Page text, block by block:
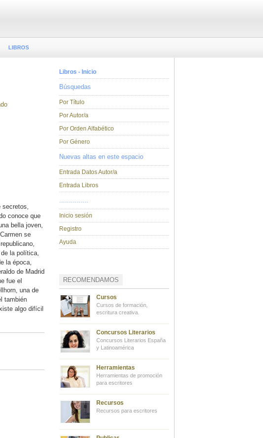
LIBROS
secretos,
conoce que
bella joven,
se
la política,
la época,
de Madrid
fue el
una de
también
algo difícil
Libros - Inicio
Búsquedas
Por Título
Por Autor/a
Por Orden Alfabético
Por Género
Nuevas altas en este espacio
Entrada Datos Autor/a
Entrada Libros
...............
Inicio sesión
Registro
Ayuda
RECOMENDAMOS
Cursos
Cursos de formación,
escritura creativa.
Concursos Literarios
Concursos Literarios España
y Latinoamérica
Herramientas
Herramientas de promoción
para escritores
Recursos
Recursos para escritores